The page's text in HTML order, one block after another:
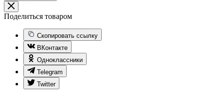
Поделиться товаром
Скопировать ссылку
ВКонтакте
Одноклассники
Telegram
Twitter